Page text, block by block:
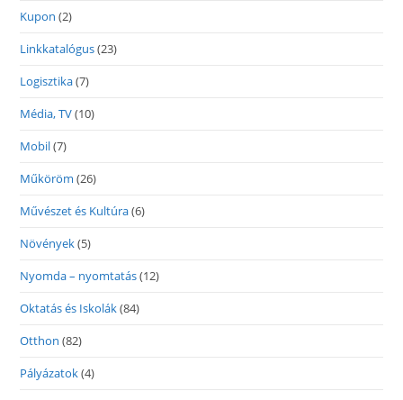
Kupon (2)
Linkkatalógus(23)
Logisztika(7)
Média, TV(10)
Mobil(7)
Műköröm (26)
Művészet és Kultúra(6)
Növények(5)
Nyomda – nyomtatás(12)
Oktatás és Iskolák(84)
Otthon (82)
Pályázatok(4)